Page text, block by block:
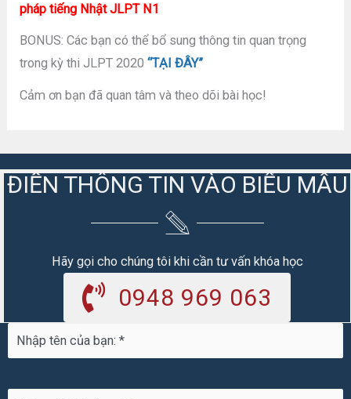
pháp tiếng Nhật JLPT N1
BONUS: Các bạn có thể bổ sung thông tin quan trọng
trong kỳ thi JLPT 2020“TẠI ĐÂY”
Cảm ơn bạn đã quan tâm và theo dõi bài học!
ĐIỀN THÔNG TIN VÀO BIỂU MẪU
Hãy gọi cho chúng tôi khi cần tư vấn khóa học
0948 969 063